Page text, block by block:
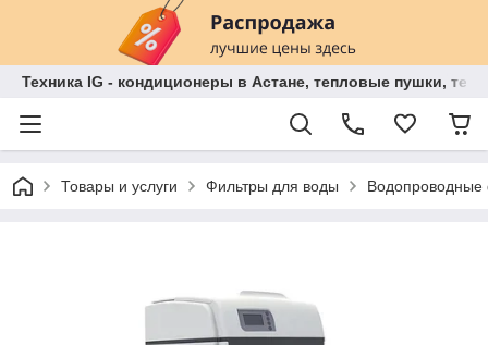
Техника IG - кондиционеры в Астане, тепловые пушки,
Товары и услуги Фильтры для воды Водопроводные